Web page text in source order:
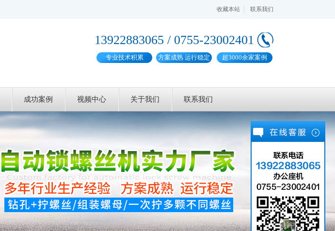
收藏本站 联系我们
13922883065 / 0755-23002401
专业技术积累 方案成熟 运行稳定 超3000余家案例
成功案例 视频中心 关于我们 联系我们